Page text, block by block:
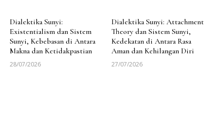
Dialektika Sunyi:
Existentialism dan Sistem
Sunyi, Kebebasan di Antara
Makna dan Ketidakpastian
28/07/2026
Dialektika Sunyi: Attachment
Theory dan Sistem Sunyi,
Kedekatan di Antara Rasa
Aman dan Kehilangan Diri
27/07/2026